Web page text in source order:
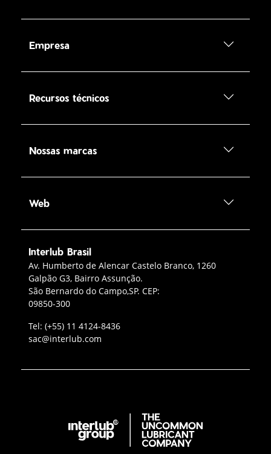
Empresa
Recursos técnicos
Nossas marcas
Web
Interlub Brasil
Contato Interlub Brasil
Av. Humberto de Alencar Castelo Branco, 1260
Galpão G3, Bairro Assunção.
São Bernardo do Campo,SP. CEP:
09850-300
Tel: Telefone da oficina
(+55) 11 4124-8436
Enviar e‑mail para a Interlub
sac@interlub.com